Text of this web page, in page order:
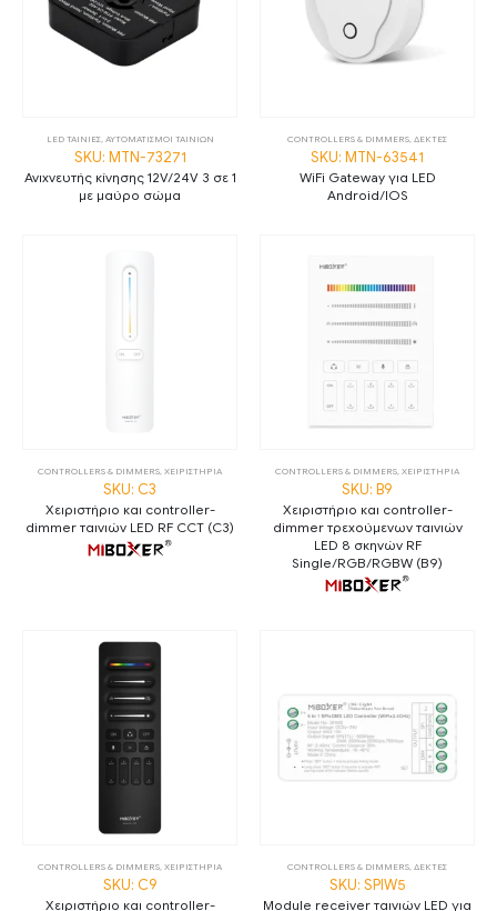
LED ΤΑΙΝΙΕΣ, ΑΥΤΟΜΑΤΙΣΜΟΙ ΤΑΙΝΙΩΝ
SKU: MTN-73271
Ανιχνευτής κίνησης 12V/24V 3 σε 1
με μαύρο σώμα
CONTROLLERS & DIMMERS ΔΕΚΤΕΣ
SKU: MTN-63541
WiFi Gateway για LED
Android/IOS
CONTROLLERS & DIMMERS ΧΕΙΡΙΣΤΗΡΙΑ
SKU: C3
Χειριστήριο και controller-
dimmer ταινιών LED RF CCT (C3)
CONTROLLERS & DIMMERS ΧΕΙΡΙΣΤΗΡΙΑ
SKU: B9
Χειριστήριο και controller-
dimmer τρεχούμενων ταινιών
LED 8 σκηνών RF
Single/RGB/RGBW (B9)
CONTROLLERS & DIMMERS ΧΕΙΡΙΣΤΗΡΙΑ
SKU: C9
Χειριστήριο και controller-
CONTROLLERS & DIMMERS ΔΕΚΤΕΣ
SKU: SPIW5
Module receiver ταινιών LED για